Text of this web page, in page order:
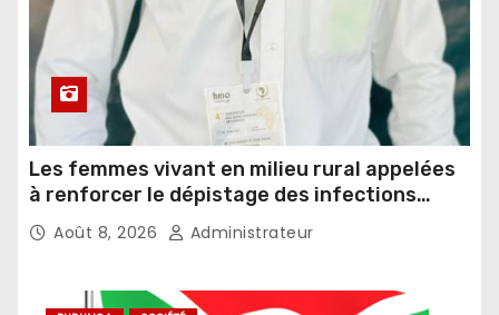
Les femmes vivant en milieu rural appelées
à renforcer le dépistage des infections
sexuellement transmissibles
Août 8, 2026 Administrateur